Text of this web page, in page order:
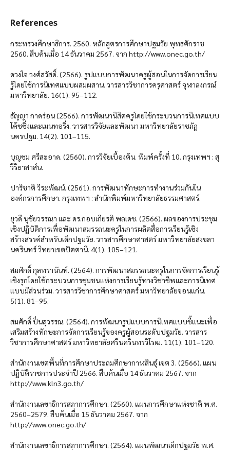
References
กระทรวงศึกษาธิการ. 2560. หลักสูตรการศึกษาปฐมวัย พุทธศักราช
2560. สืบค้นเมื่อ 14 ธันวาคม 2567. จาก http://www.onec.go.th/
ดวงใจ วงศ์สวัสดิ์. (2566). รูปแบบการพัฒนาครูผู้สอนในการจัดการเรียน
รู้โดยใช้การนิเทศแบบผสมผสาน. วารสารวิชาการครุศาสตร์ จุฬาลงกรณ์
มหาวิทยาลัย. 16(1). 95–112.
ธัญญา กาดร่อน (2566). การพัฒนานิสิตครูโดยใช้กระบวนการนิเทศแบบ
โค้ชชิ่งและเมนทอริ่ง. วารสารวิจัยและพัฒนา มหาวิทยาลัยราชภัฏ
นครปฐม. 14(2). 101–115.
บุญชม ศรีสะอาด. (2560). การวิจัยเบื้องต้น. พิมพ์ครั้งที่ 10. กรุงเทพฯ : สุ
วีริยาสาส์น.
ปาริชาติ วีระพัฒน์. (2561). การพัฒนาทักษะการทำงานร่วมกันใน
องค์กรการศึกษา. กรุงเทพฯ : สำนักพิมพ์มหาวิทยาลัยธรรมศาสตร์.
ยุวดี นุชัยวรรณา และ ดร.กอบเกียรติ พลเดช. (2566). ผลของการประชุม
เชิงปฏิบัติการเพื่อพัฒนาสมรรถนะครูในการผลิตสื่อการเรียนรู้เชิง
สร้างสรรค์สำหรับเด็กปฐมวัย. วารสารศึกษาศาสตร์ มหาวิทยาลัยสงขลา
นครินทร์ วิทยาเขตปัตตานี. 4(1). 105–121.
สมศักดิ์ กุลทรานันท์. (2564). การพัฒนาสมรรถนะครูในการจัดการเรียนรู้
เชิงรุกโดยใช้กระบวนการชุมชนแห่งการเรียนรู้ทางวิชาชีพและการนิเทศ
แบบมีส่วนร่วม. วารสารวิชาการศึกษาศาสตร์ มหาวิทยาลัยขอนแก่น.
5(1). 81–95.
สมศักดิ์ ปิ่นสุวรรณ. (2564). การพัฒนารูปแบบการนิเทศแบบชี้แนะเพื่อ
เสริมสร้างทักษะการจัดการเรียนรู้ของครูผู้สอนระดับปฐมวัย. วารสาร
วิชาการศึกษาศาสตร์ มหาวิทยาลัยศรีนครินทรวิโรฒ. 11(1). 101–120.
สำนักงานเขตพื้นที่การศึกษาประถมศึกษากาฬสินธุ์ เขต 3. (2566). แผน
ปฏิบัติราชการประจำปี 2566. สืบค้นเมื่อ 14 ธันวาคม 2567. จาก
http://www.kln3.go.th/
สำนักงานเลขาธิการสภาการศึกษา. (2560). แผนการศึกษาแห่งชาติ พ.ศ.
2560–2579. สืบค้นเมื่อ 15 ธันวาคม 2567. จาก
http://www.onec.go.th/
สำนักงานเลขาธิการสภาการศึกษา. (2564). แผนพัฒนาเด็กปฐมวัย พ.ศ.